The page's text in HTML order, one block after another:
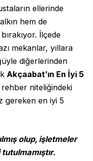
ellerinde
hem de
İlçede
mekanlar, yıllara
diğerlerinden
Akçaabat’ın En İyi 5
rehber niteliğindeki
gereken en iyi 5
olup, işletmeler